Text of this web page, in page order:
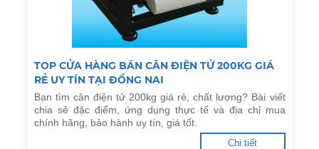
TOP CỬA HÀNG BÁN CÂN ĐIỆN TỬ 200KG GIÁ
RẺ UY TÍN TẠI ĐỒNG NAI
Bạn tìm cân điện tử 200kg giá rẻ, chất lượng? Bài viết
chia sẻ đặc điểm, ứng dụng thực tế và địa chỉ mua
chính hãng, bảo hành uy tín, giá tốt.
Chi tiết